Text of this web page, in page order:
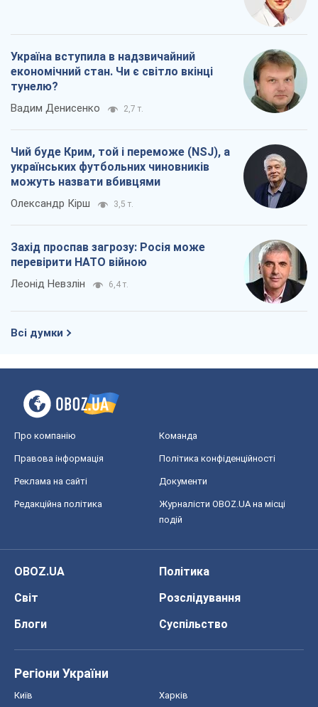
Україна вступила в надзвичайний
економічний стан. Чи є світло вкінці
тунелю?
Вадим Денисенко 2,7 т.
Чий буде Крим, той і переможе (NSJ), а
українських футбольних чиновників
можуть назвати вбивцями
Олександр Кірш 3,5 т.
Захід проспав загрозу: Росія може
перевірити НАТО війною
Леонід Невзлін 6,4 т.
Всі думки
Про компанію Команда
Правова інформація Політика конфіденційності
Реклама на сайті Документи
Редакційна політика
Журналісти OBOZ.UA на місці
подій
OBOZ.UA
Політика
Світ
Розслідування
Блоги
Суспільство
Регіони України
Київ Харків